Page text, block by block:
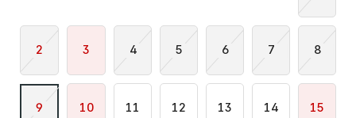
2 3 4 5 6 7 8
9 10 11 12 13 14 15